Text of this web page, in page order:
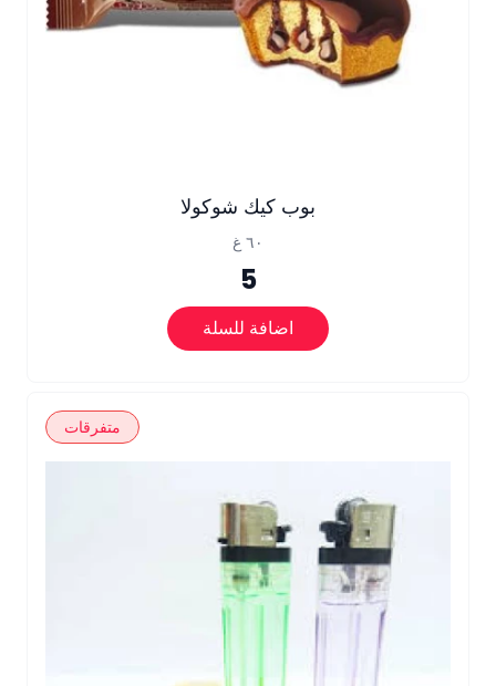
بوب كيك شوكولا
٦٠ غ
5
اضافة للسلة
متفرقات